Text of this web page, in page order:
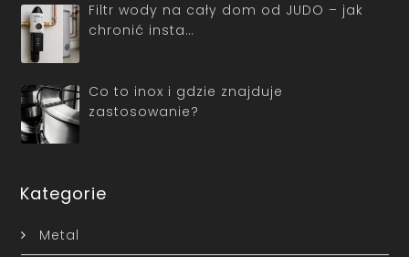
Filtr wody na cały dom od JUDO – jak
chronić insta…
Co to inox i gdzie znajduje
zastosowanie?
Kategorie
Metal